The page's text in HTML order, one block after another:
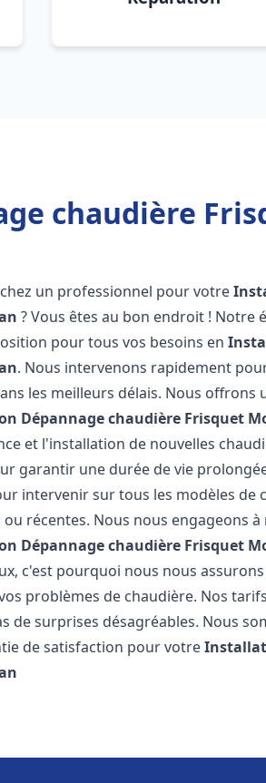
chaudière
un professionnel pour votre
? Vous êtes au bon endroit ! Notre
pour tous vos besoins en
. Nous intervenons rapidement
les meilleurs délais. Nous
Dépannage chaudière Frisquet
et l'installation de nouvelles
garantir une durée de vie
intervenir sur tous les modèles de
ou récentes. Nous nous engageons
Dépannage chaudière Frisquet
c'est pourquoi nous nous
problèmes de chaudière. Nos
de surprises désagréables. Nous
de satisfaction pour votre